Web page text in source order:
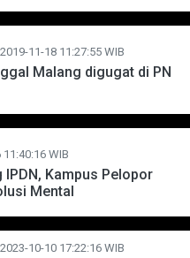
2019-11-18 11:27:55 WIB
Malang digugat di PN
WIB
IPDN, Kampus Pelopor
Mental
2023-10-10 17:22:16 WIB